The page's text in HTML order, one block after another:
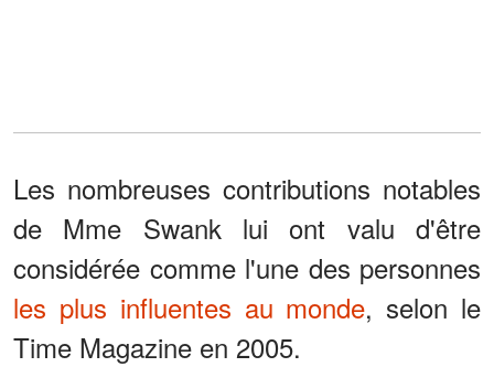
Les nombreuses contributions notables
de Mme Swank lui ont valu d'être
considérée comme l'une des personnes
les plus influentes au monde, selon le
Time Magazine en 2005.